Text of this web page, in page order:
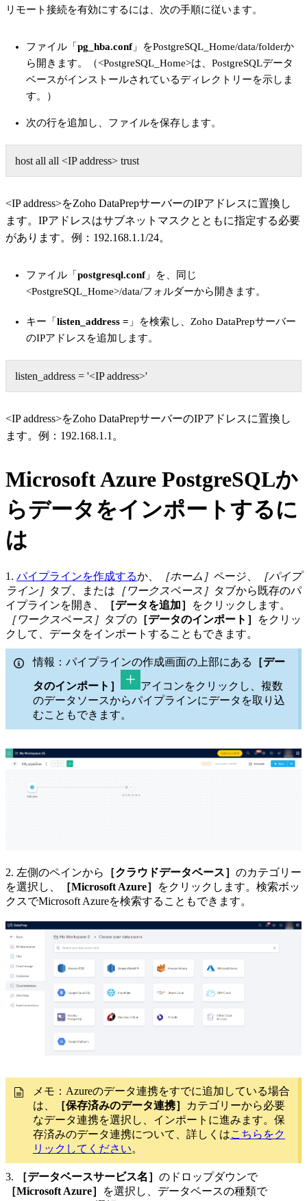
リモート接続を有効にするには、次の手順に従います。
ファイル「 pg_hba.conf」をPostgreSQL_Home/data/folderか
ら開きます。（<PostgreSQL_Home>は、PostgreSQLデータ
ベースがインストールされているディレクトリーを示しま
す。）
次の行を追加し、ファイルを保存します。
host all all <IP address> trust
<IP address>をZoho DataPrepサーバーのIPアドレスに置換し
ます。IPアドレスはサブネットマスクとともに指定する必要
があります。例：192.168.1.1/24。
ファイル「 postgresql.conf」を、同じ
<PostgreSQL_Home>/data/フォルダーから開きます。
キー「 listen_address = 」を検索し、Zoho DataPrepサーバー
のIPアドレスを追加します。
listen_address = '<IP address>'
<IP address>をZoho DataPrepサーバーのIPアドレスに置換し
ます。例：192.168.1.1。
Microsoft Azure PostgreSQLか
らデータをインポートするに
は
1. パイプラインを作成するか、 ［ホーム］ ページ、
［パイプ
ライン］ タブ、または ［ワークスペース］ タブから既存のパ
イプラインを開き、
［データを追加］
をクリックします。
［ワークスペース］ タブの ［データのインポート］
をクリッ
クして、データをインポートすることもできます。
情報：パイプラインの作成画面の上部にある ［デー
タのインポート］
アイコンをクリックし、複数
のデータソースからパイプラインにデータを取り込
むこともできます。
2. 左側のペインから ［クラウドデータベース］ のカテゴリー
を選択し、
［Microsoft Azure］
をクリックします。検索ボッ
クスでMicrosoft Azureを検索することもできます。
メモ：Azureのデータ連携をすでに追加している場合
は、
［保存済みのデータ連携］
カテゴリーから必要
なデータ連携を選択し、インポートに進みます。保
存済みのデータ連携について、詳しくはこちらをク
リックしてください。
3. ［データベースサービス名］ のドロップダウンで
［Microsoft Azure］
を選択し、データベースの種類で